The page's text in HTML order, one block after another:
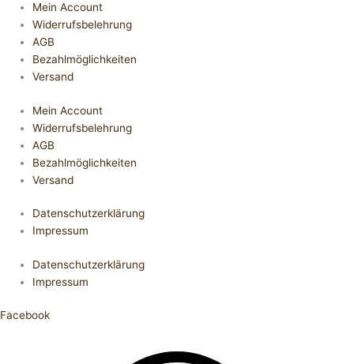
Mein Account
Widerrufsbelehrung
AGB
Bezahlmöglichkeiten
Versand
Mein Account
Widerrufsbelehrung
AGB
Bezahlmöglichkeiten
Versand
Datenschutzerklärung
Impressum
Datenschutzerklärung
Impressum
Facebook